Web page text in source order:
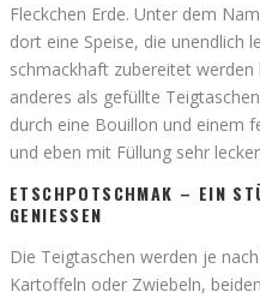
Fleckchen Erde. Unter dem
dort eine Speise, die unendlich
schmackhaft zubereitet
anderes als gefüllte
durch eine Bouillon und einem
und eben mit Füllung sehr
ETSCHPOTSCHMAK – EIN
GENIESSEN
Die Teigtaschen werden je
Kartoffeln oder Zwiebeln,